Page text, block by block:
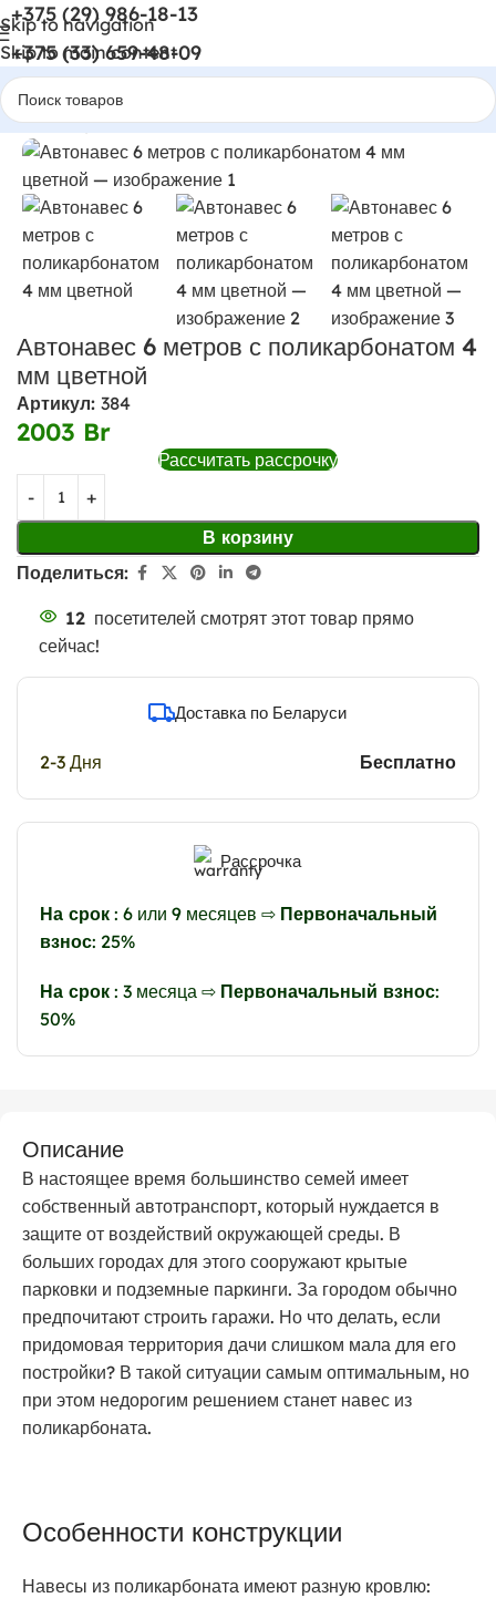
Skip to navigation
Skip to main content
+375 (29) 986-18-13
+375 (33) 659-48-09
Главная Автонавесы
Автонавес 6 метров с поликарбонатом 4
мм цветной
Артикул: 384
2003 Br
Рассчитать рассрочку
В корзину
Поделиться:
12 посетителей смотрят этот товар прямо
сейчас!
Доставка по Беларуси
2-3 Дня Бесплатно
Рассрочка
На срок : 6 или 9 месяцев ⇨ Первоначальный
взнос: 25%
На срок : 3 месяца ⇨ Первоначальный взнос:
50%
Описание
В настоящее время большинство семей имеет
собственный автотранспорт, который нуждается в
защите от воздействий окружающей среды. В
больших городах для этого сооружают крытые
парковки и подземные паркинги. За городом обычно
предпочитают строить гаражи. Но что делать, если
придомовая территория дачи слишком мала для его
постройки? В такой ситуации самым оптимальным, но
при этом недорогим решением станет навес из
поликарбоната.
Особенности конструкции
Навесы из поликарбоната имеют разную кровлю: